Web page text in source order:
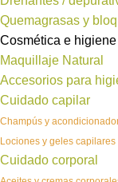
Quemagrasas y
Cosmética e higiene
Maquillaje Natural
Accesorios para
Cuidado capilar
Champús y
Lociones y geles capilares
Cuidado corporal